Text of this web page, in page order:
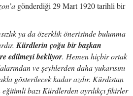
gönderdiği 29 Mart 1920tarihli bir
ya da özerklik önerisinde bulunma
Kürdlerin çoğu bir başkan
edilmeyi bekliyor. Hemen hiçbir ortak
ve şeyhlerden daha yukarısını
gösterilecek kadar azdır. Kürdistan
eğitimli bazı Kürdlerden ayrılıkçı fikirler